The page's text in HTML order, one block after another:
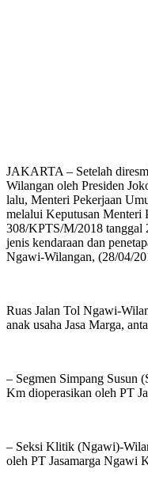
JAKARTA – Setelah
Wilangan oleh Presiden
lalu, Menteri Pekerjaan
melalui Keputusan
308/KPTS/M/2018 tanggal
jenis kendaraan dan
Ngawi-Wilangan, (28/04/
Ruas Jalan Tol Ngawi-
anak usaha Jasa Marga,
– Segmen Simpang
Km dioperasikan oleh PT
– Seksi Klitik (Ngawi)-
oleh PT Jasamarga Ngawi